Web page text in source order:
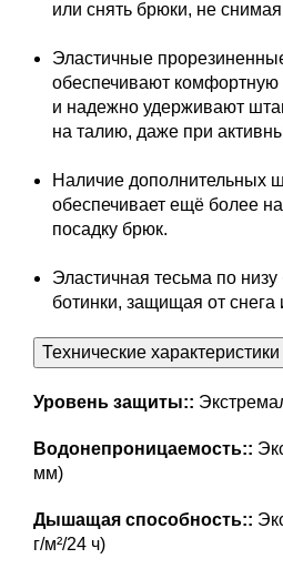
или снять брюки, не
Эластичные
обеспечивают комфортную
и надежно удерживают
на талию, даже при
Наличие дополнительных
обеспечивает ещё более
посадку брюк.
Эластичная тесьма по
ботинки, защищая от снега
Технические характеристики
Уровень защиты::
Водонепроницаемость::
мм)
Дышащая способность::
г/м²/24 ч)